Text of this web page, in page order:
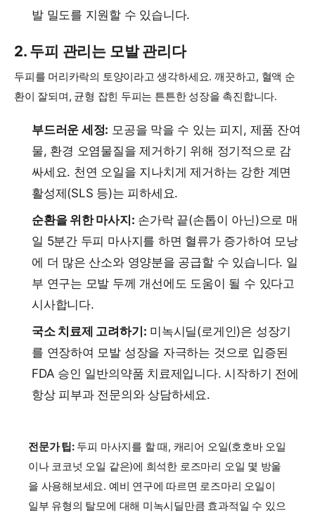
발 밀도를 지원할 수 있습니다.
2. 두피 관리는 모발 관리다
두피를 머리카락의 토양이라고 생각하세요. 깨끗하고, 혈액 순
환이 잘되며, 균형 잡힌 두피는 튼튼한 성장을 촉진합니다.
부드러운 세정: 모공을 막을 수 있는 피지, 제품 잔여
물, 환경 오염물질을 제거하기 위해 정기적으로 감
싸세요. 천연 오일을 지나치게 제거하는 강한 계면
활성제(SLS 등)는 피하세요.
순환을 위한 마사지: 손가락 끝(손톱이 아닌)으로 매
일 5분간 두피 마사지를 하면 혈류가 증가하여 모낭
에 더 많은 산소와 영양분을 공급할 수 있습니다. 일
부 연구는 모발 두께 개선에도 도움이 될 수 있다고
시사합니다.
국소 치료제 고려하기: 미녹시딜(로게인)은 성장기
를 연장하여 모발 성장을 자극하는 것으로 입증된
FDA 승인 일반의약품 치료제입니다. 시작하기 전에
항상 피부과 전문의와 상담하세요.
전문가 팁:두피 마사지를 할 때, 캐리어 오일(호호바 오일
이나 코코넛 오일 같은)에 희석한 로즈마리 오일 몇 방울
을 사용해보세요. 예비 연구에 따르면 로즈마리 오일이
일부 유형의 탈모에 대해 미녹시딜만큼 효과적일 수 있으